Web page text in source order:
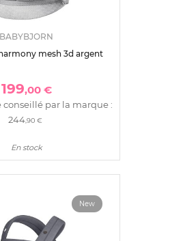
BABYBJORN
mesh 3d argent
199,00 €
conseillé par la marque :
244,90 €
En stock
New